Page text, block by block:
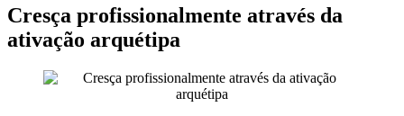
Cresça profissionalmente através da
ativação arquétipa